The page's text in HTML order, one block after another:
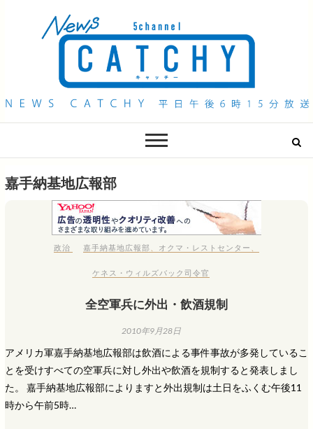
QAB NEWS Headline
嘉手納基地広報部
政治 嘉手納基地広報部 オクマ・レストセンター
ケネス・ウィルズバック司令官
全空軍兵に外出・飲酒規制
2010年9月28日
アメリカ軍嘉手納基地広報部は飲酒による事件事故が多発しているこ
とを受けすべての空軍兵に対し外出や飲酒を規制すると発表しまし
た。 嘉手納基地広報部によりますと外出規制は土日をふくむ午後11
時から午前5時…